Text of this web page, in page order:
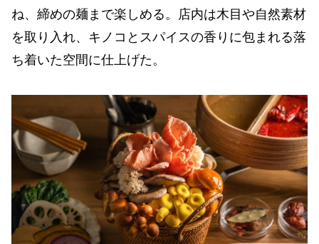
ね、締めの麺まで楽しめる。店内は木目や自然素材
を取り入れ、キノコとスパイスの香りに包まれる落
ち着いた空間に仕上げた。